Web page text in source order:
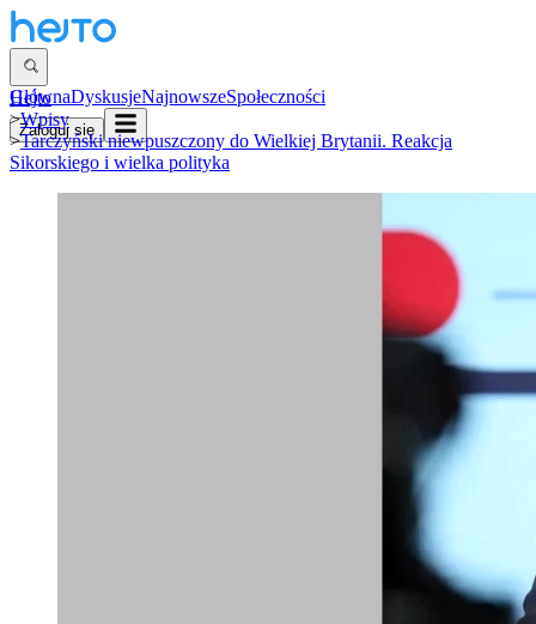
GłównaDyskusjeNajnowszeSpołeczności
Zaloguj się
Hejto
>Wpisy
>Tarczyński niewpuszczony do Wielkiej Brytanii. Reakcja
Sikorskiego i wielka polityka